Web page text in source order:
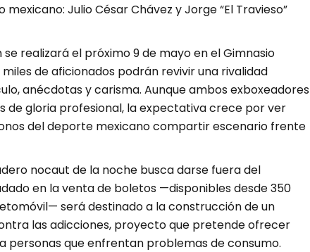
mexicano: Julio César Chávez y Jorge “El Travieso”
se realizará el próximo 9 de mayo en el Gimnasio
miles de aficionados podrán revivir una rivalidad
anécdotas y carisma. Aunque ambos exboxeadores
de gloria profesional, la expectativa crece por ver
del deporte mexicano compartir escenario frente
nocaut de la noche busca darse fuera del
en la venta de boletos —disponibles desde 350
será destinado a la construcción de un
las adicciones, proyecto que pretende ofrecer
personas que enfrentan problemas de consumo.